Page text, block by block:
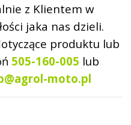
z Klientem w
jaka nas dzieli.
produktu lub
505-160-005 lub
moto.pl